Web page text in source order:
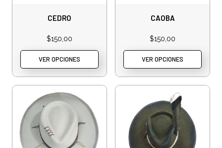
CEDRO
$150,00
VER OPCIONES
CAOBA
$150,00
VER OPCIONES